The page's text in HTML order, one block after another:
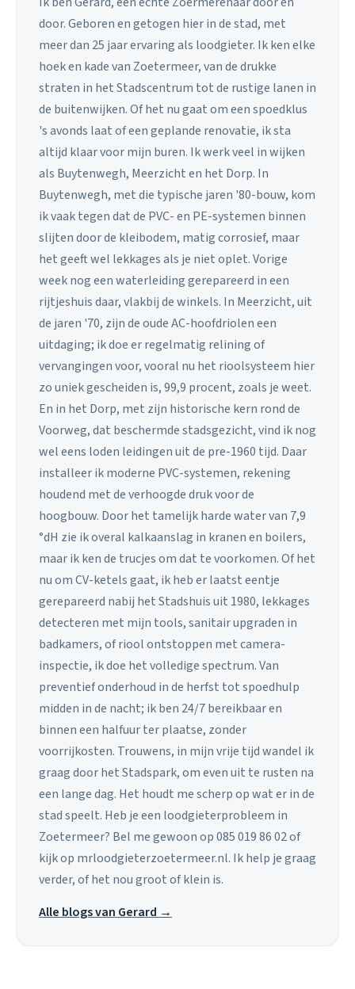
door. Geboren en getogen hier in de stad, met
meer dan 25 jaar ervaring als loodgieter. Ik ken elke
hoek en kade van Zoetermeer, van de drukke
straten in het Stadscentrum tot de rustige lanen in
de buitenwijken. Of het nu gaat om een spoedklus
's avonds laat of een geplande renovatie, ik sta
altijd klaar voor mijn buren. Ik werk veel in wijken
als Buytenwegh, Meerzicht en het Dorp. In
Buytenwegh, met die typische jaren '80-bouw, kom
ik vaak tegen dat de PVC- en PE-systemen binnen
slijten door de kleibodem, matig corrosief, maar
het geeft wel lekkages als je niet oplet. Vorige
week nog een waterleiding gerepareerd in een
rijtjeshuis daar, vlakbij de winkels. In Meerzicht, uit
de jaren '70, zijn de oude AC-hoofdriolen een
uitdaging; ik doe er regelmatig relining of
vervangingen voor, vooral nu het rioolsysteem hier
zo uniek gescheiden is, 99,9 procent, zoals je weet.
En in het Dorp, met zijn historische kern rond de
Voorweg, dat beschermde stadsgezicht, vind ik nog
wel eens loden leidingen uit de pre-1960 tijd. Daar
installeer ik moderne PVC-systemen, rekening
houdend met de verhoogde druk voor de
hoogbouw. Door het tamelijk harde water van 7,9
°dH zie ik overal kalkaanslag in kranen en boilers,
maar ik ken de trucjes om dat te voorkomen. Of het
nu om CV-ketels gaat, ik heb er laatst eentje
gerepareerd nabij het Stadshuis uit 1980, lekkages
detecteren met mijn tools, sanitair upgraden in
badkamers, of riool ontstoppen met camera-
inspectie, ik doe het volledige spectrum. Van
preventief onderhoud in de herfst tot spoedhulp
midden in de nacht; ik ben 24/7 bereikbaar en
binnen een halfuur ter plaatse, zonder
voorrijkosten. Trouwens, in mijn vrije tijd wandel ik
graag door het Stadspark, om even uit te rusten na
een lange dag. Het houdt me scherp op wat er in de
stad speelt. Heb je een loodgieterprobleem in
Zoetermeer? Bel me gewoon op 085 019 86 02 of
kijk op mrloodgieterzoetermeer.nl. Ik help je graag
verder, of het nou groot of klein is.
Alle blogs van Gerard →